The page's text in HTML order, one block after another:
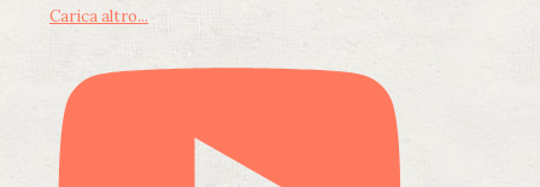
Carica altro...